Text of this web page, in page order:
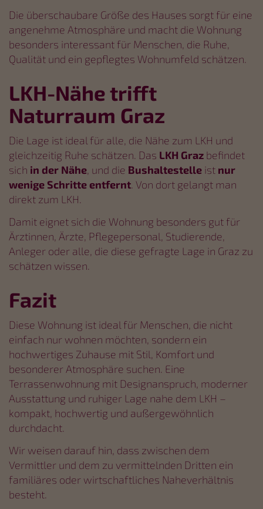
Die überschaubare Größe des Hauses sorgt für eine
angenehme Atmosphäre und macht die Wohnung
besonders interessant für Menschen, die Ruhe,
Qualität und ein gepflegtes Wohnumfeld schätzen.
LKH-Nähe trifft
Naturraum Graz
Die Lage ist ideal für alle, die Nähe zum LKH und
gleichzeitig Ruhe schätzen. Das LKH Graz befindet
sich in der Nähe, und die Bushaltestelle ist nur
wenige Schritteentfernt. Von dort gelangt man
direkt zum LKH.
Damit eignet sich die Wohnung besonders gut für
Ärztinnen, Ärzte, Pflegepersonal, Studierende,
Anleger oder alle, die diese gefragte Lage in Graz zu
schätzen wissen.
Fazit
Diese Wohnung ist ideal für Menschen, die nicht
einfach nur wohnen möchten, sondern ein
hochwertiges Zuhause mit Stil, Komfort und
besonderer Atmosphäre suchen. Eine
Terrassenwohnung mit Designanspruch, moderner
Ausstattung und ruhiger Lage nahe dem LKH –
kompakt, hochwertig und außergewöhnlich
durchdacht.
Wir weisen darauf hin, dass zwischen dem
Vermittler und dem zu vermittelnden Dritten ein
familiäres oder wirtschaftliches Naheverhältnis
besteht.